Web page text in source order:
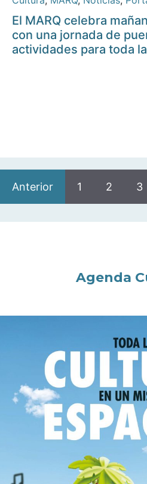
El MARQ celebra
con una jornada de
actividades para toda
Anterior 1 2 3
Agenda